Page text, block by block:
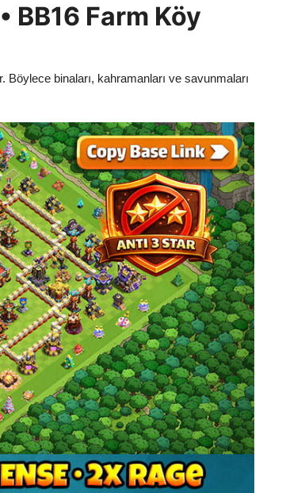
BB16 Farm Köy
Böylece binaları, kahramanları ve savunmaları